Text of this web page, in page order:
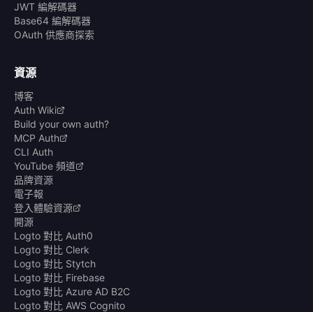
JWT 編解碼器
Base64 編解碼器
OAuth 供應商探索
資源
博客
Auth Wiki
Build your own auth?
MCP Auth
CLI Auth
YouTube 頻道
品牌資源
電子報
登入體驗資源
開源
Logto 對比 Auth0
Logto 對比 Clerk
Logto 對比 Stytch
Logto 對比 Firebase
Logto 對比 Azure AD B2C
Logto 對比 AWS Cognito